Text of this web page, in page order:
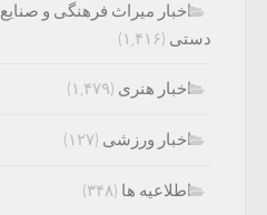
اخبار میراث فرهنگی و صنایع
دستی (۱,۴۱۶)
اخبار هنری (۱,۴۷۹)
اخبار ورزشی (۱۲۷)
اطلاعیه ها (۳۴۸)